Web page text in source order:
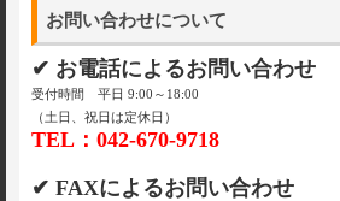
お問い合わせについて
✔ お電話によるお問い合わせ
受付時間 平日 9:00～18:00
（土日、祝日は定休日）
TEL：042-670-9718
✔ FAXによるお問い合わせ